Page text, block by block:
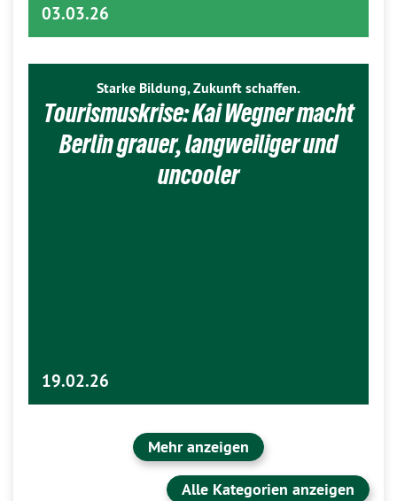
03.03.26
Starke Bildung, Zukunft schaffen.
Tourismuskrise: Kai Wegner macht
Berlin grauer, langweiliger und
uncooler
19.02.26
Mehr anzeigen
Alle Kategorien anzeigen